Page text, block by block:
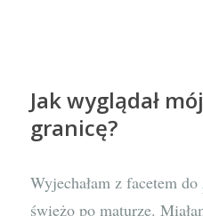
Jak wyglądał
granicę?
Wyjechałam z facetem do
świeżo po maturze.